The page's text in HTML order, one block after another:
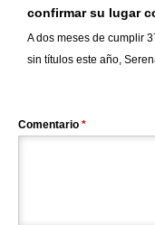
confirmar su lugar
A dos meses de cumplir
sin títulos este año,
Comentario *